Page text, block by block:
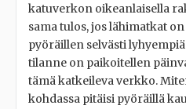
katuverkon oikeanlaisella
sama tulos, jos lähimatkat
pyöräillen selvästi
tilanne on paikoitellen
tämä katkeileva verkko.
kohdassa pitäisi pyöräillä